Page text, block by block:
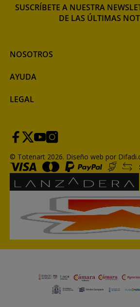
NOSOTROS
AYUDA
LEGAL
SUSCRÍBETE A NUESTRA
DE LAS ÚLTIMAS
© Totenart 2026. Diseño web por